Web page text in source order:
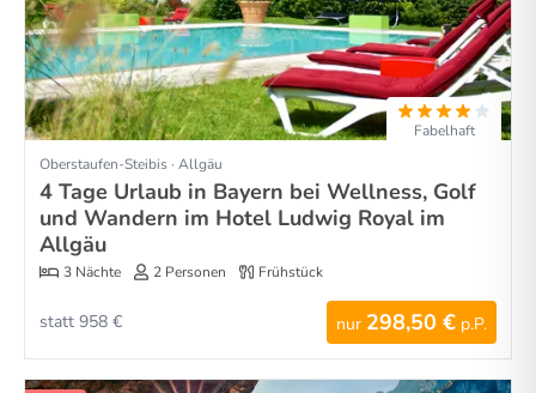
Fabelhaft
Oberstaufen-Steibis · Allgäu
4 Tage Urlaub in Bayern bei Wellness, Golf
und Wandern im Hotel Ludwig Royal im
Allgäu
3 Nächte 2 Personen Frühstück
nur 298,50 € p.P.
statt 958 €